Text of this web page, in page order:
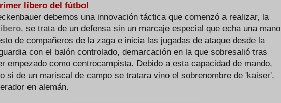
líbero del fútbol
debemos una innovación táctica que comenzó a realizar, la
, se trata de un defensa sin un marcaje especial que echa una mano
de compañeros de la zaga e inicia las jugadas de ataque desde la
con el balón controlado, demarcación en la que sobresalió tras
empezado como centrocampista. Debido a esta capacidad de mando,
si de un mariscal de campo se tratara vino el sobrenombre de 'kaiser',
en alemán.